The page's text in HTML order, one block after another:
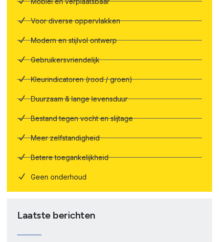
Voor diverse oppervlakken
Modern en stijlvol ontwerp
Gebruikersvriendelijk
Kleurindicatoren (rood / groen)
Duurzaam & lange levensduur
Bestand tegen vocht en slijtage
Meer zelfstandigheid
Betere toegankelijkheid
Geen onderhoud
Laatste berichten